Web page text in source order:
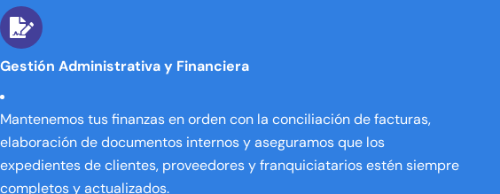
Gestión Administrativa y Financiera
Mantenemos tus finanzas en orden con la conciliación de facturas,
elaboración de documentos internos y aseguramos que los
expedientes de clientes, proveedores y franquiciatarios estén siempre
completos y actualizados.